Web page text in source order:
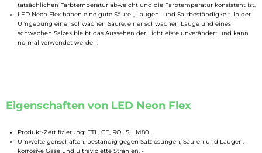
tatsächlichen Farbtemperatur abweicht und die Farbtemperatur konsistent ist.
LED Neon Flex haben eine gute Säure-, Laugen- und Salzbeständigkeit. In der
Umgebung einer schwachen Säure, einer schwachen Lauge und eines
schwachen Salzes bleibt das Aussehen der Lichtleiste unverändert und kann
normal verwendet werden.
Eigenschaften von LED Neon Flex
Produkt-Zertifizierung: ETL, CE, ROHS, LM80.
Umwelteigenschaften: beständig gegen Salzlösungen, Säuren und Laugen,
korrosive Gase und ultraviolette Strahlen. -